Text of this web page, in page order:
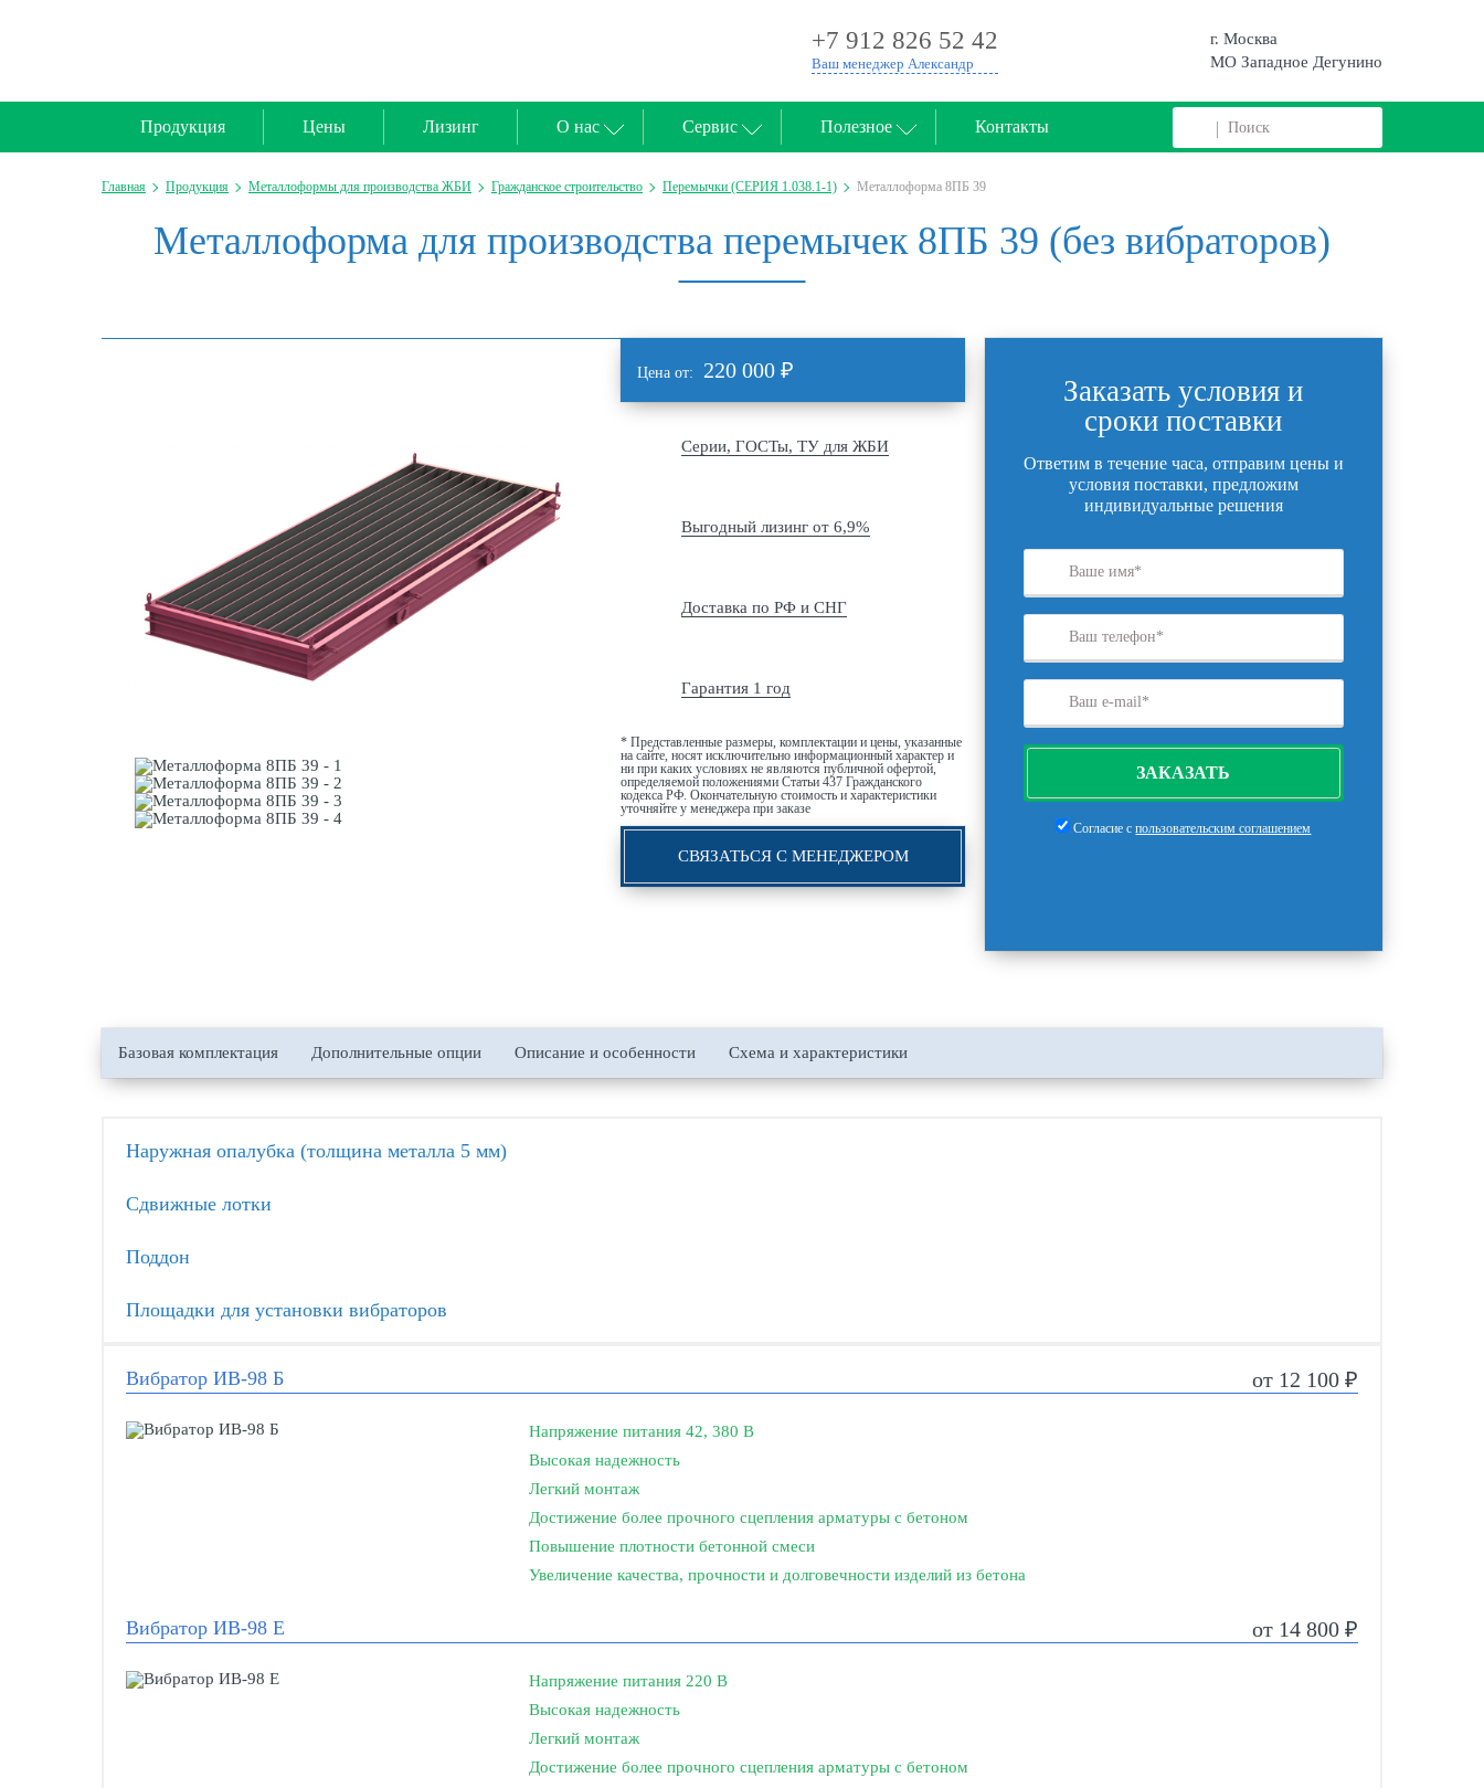
+7 912 826 52 42
Ваш менеджер Александр
г. Москва
МО Западное Дегунино
Продукция Цены Лизинг О нас Сервис Полезное Контакты
Главная Продукция Металлоформы для производства ЖБИ Гражданское строительство Перемычки (СЕРИЯ 1.038.1-1) Металлоформа 8ПБ 39
Металлоформа для производства перемычек 8ПБ 39 (без вибраторов)
Цена от: 220 000 ₽
Серии, ГОСТы, ТУ для ЖБИ
Выгодный лизинг от 6,9%
Доставка по РФ и СНГ
Гарантия 1 год
* Представленные размеры, комплектации и цены, указанные
на сайте, носят исключительно информационный характер и
ни при каких условиях не являются публичной офертой,
определяемой положениями Статьи 437 Гражданского
кодекса РФ. Окончательную стоимость и характеристики
уточняйте у менеджера при заказе
СВЯЗАТЬСЯ С МЕНЕДЖЕРОМ
Заказать условия и
сроки поставки
Ответим в течение часа, отправим цены и
условия поставки, предложим
индивидуальные решения
ЗАКАЗАТЬ
Согласие спользовательским соглашением
Базовая комплектация Дополнительные опции Описание и особенности Схема и характеристики
Наружная опалубка (толщина металла 5 мм)
Сдвижные лотки
Поддон
Площадки для установки вибраторов
Вибратор ИВ-98 Б от 12 100 ₽
Напряжение питания 42, 380 В
Высокая надежность
Легкий монтаж
Достижение более прочного сцепления арматуры с бетоном
Повышение плотности бетонной смеси
Увеличение качества, прочности и долговечности изделий из бетона
Вибратор ИВ-98 Е от 14 800 ₽
Напряжение питания 220 В
Высокая надежность
Легкий монтаж
Достижение более прочного сцепления арматуры с бетоном